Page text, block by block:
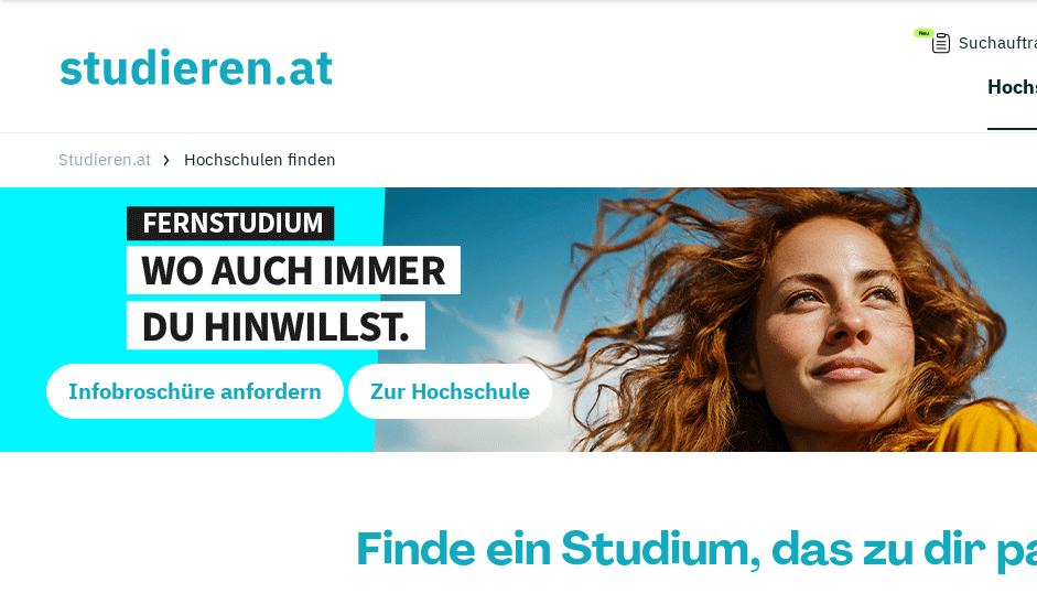
Studieren.at Hochschulen finden
Infobroschüre anfordern Zur Hochschule
Finde ein Studium, das zu dir